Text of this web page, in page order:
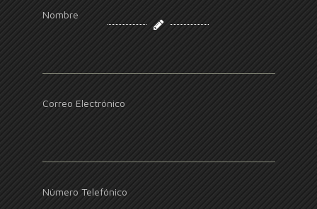
Nombre
Correo Electrónico
Número Telefónico